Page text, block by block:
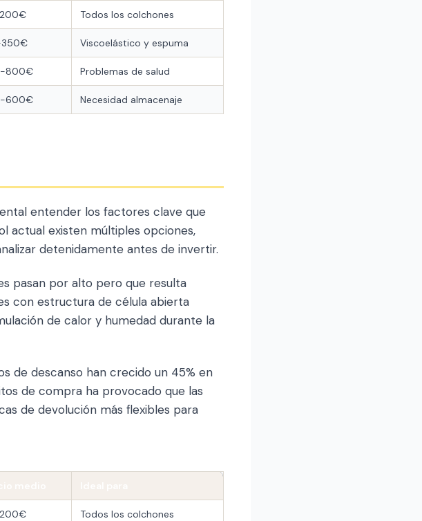
Todos los colchones
350€ Viscoelástico y espuma
800€ Problemas de salud
600€ Necesidad almacenaje
entender los factores clave que
actual existen múltiples opciones,
detenidamente antes de invertir.
pasan por alto pero que resulta
con estructura de célula abierta
de calor y humedad durante la
de descanso han crecido un 45% en
de compra ha provocado que las
de devolución más flexibles para
Todos los colchones